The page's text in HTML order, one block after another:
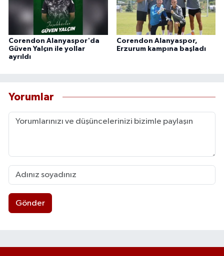
Corendon Alanyaspor'da
Güven Yalçın ile yollar
ayrıldı
Corendon Alanyaspor,
Erzurum kampına başladı
Yorumlar
Gönder